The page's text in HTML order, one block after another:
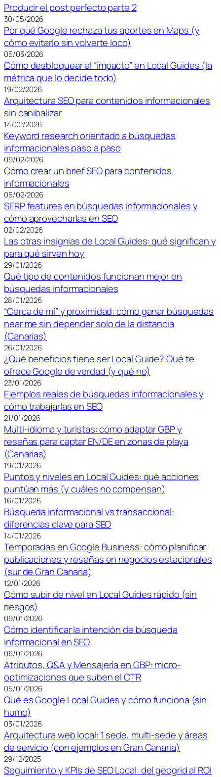
Producir el post perfecto parte 2
30/05/2026
Por qué Google rechaza tus aportes en Maps (y
cómo evitarlo sin volverte loco)
05/03/2026
Cómo desbloquear el “impacto” en Local Guides (la
métrica que lo decide todo)
19/02/2026
Arquitectura SEO para contenidos informacionales
sin canibalizar
14/02/2026
Keyword research orientado a búsquedas
informacionales paso a paso
09/02/2026
Cómo crear un brief SEO para contenidos
informacionales
05/02/2026
SERP features en búsquedas informacionales y
cómo aprovecharlas en SEO
02/02/2026
Las otras insignias de Local Guides: qué significan y
para qué sirven hoy
29/01/2026
Qué tipo de contenidos funcionan mejor en
búsquedas informacionales
28/01/2026
“Cerca de mí” y proximidad: cómo ganar búsquedas
near me sin depender solo de la distancia
(Canarias)
26/01/2026
¿Qué beneficios tiene ser Local Guide? Qué te
ofrece Google de verdad (y qué no)
23/01/2026
Ejemplos reales de búsquedas informacionales y
cómo trabajarlas en SEO
21/01/2026
Multi-idioma y turistas: cómo adaptar GBP y
reseñas para captar EN/DE en zonas de playa
(Canarias)
19/01/2026
Puntos y niveles en Local Guides: qué acciones
puntúan más (y cuáles no compensan)
16/01/2026
Búsqueda informacional vs transaccional:
diferencias clave para SEO
14/01/2026
Temporadas en Google Business: cómo planificar
publicaciones y reseñas en negocios estacionales
(sur de Gran Canaria)
12/01/2026
Cómo subir de nivel en Local Guides rápido (sin
riesgos)
09/01/2026
Cómo identificar la intención de búsqueda
informacional en SEO
06/01/2026
Atributos, Q&A y Mensajería en GBP: micro-
optimizaciones que suben el CTR
05/01/2026
Qué es Google Local Guides y cómo funciona (sin
humo)
03/01/2026
Arquitectura web local: 1 sede, multi-sede y áreas
de servicio (con ejemplos en Gran Canaria)
29/12/2025
Seguimiento y KPIs de SEO Local: del geogrid al ROI